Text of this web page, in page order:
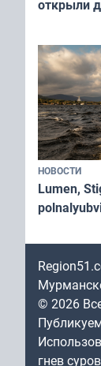
открыли
«Туризм
НОВОСТИ
Lumen,
© 2026
гнев